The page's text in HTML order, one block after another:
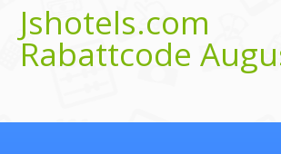
Jshotels.com
Rabattcode